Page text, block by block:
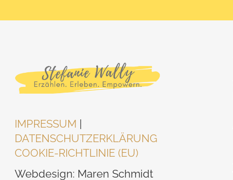
IMPRESSUM |
DATENSCHUTZERKLÄRUNG
COOKIE-RICHTLINIE (EU)
Webdesign: Maren Schmidt